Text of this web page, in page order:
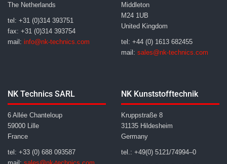
The Netherlands
tel: +31 (0)314 393751
fax: +31 (0)314 393754
mail: info@nk-technics.com
Middleton
M24 1UB
United Kingdom
tel: +44 (0) 1613 682455
mail: sales@nk-technics.com
NK Technics SARL
6 Allée Chanteloup
59000 Lille
France
tel: +33 (0) 688 093587
NK Kunststofftechnik
Kruppstraße 8
31135 Hildesheim
Germany
tel.: +49(0) 5121/74994–0